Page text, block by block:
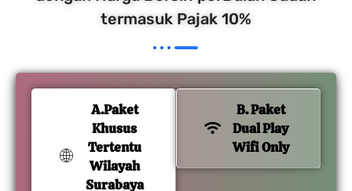
termasuk Pajak 10%
A.Paket
Khusus
Tertentu
Wilayah
Surabaya
B. Paket
Dual Play
Wifi Only